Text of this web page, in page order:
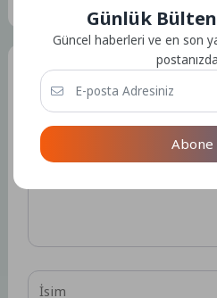
Bir Yorum Yazın
E-posta adresiniz
işaretlenmişlerdir
Günlük
Güncel haberleri ve en son
Abone